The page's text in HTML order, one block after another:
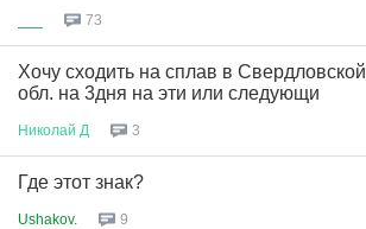
73
Хочу сходить на сплав в Свердловской
обл. на 3дня на эти или следующи
Николай Д 3
Где этот знак?
Ushakov. 9